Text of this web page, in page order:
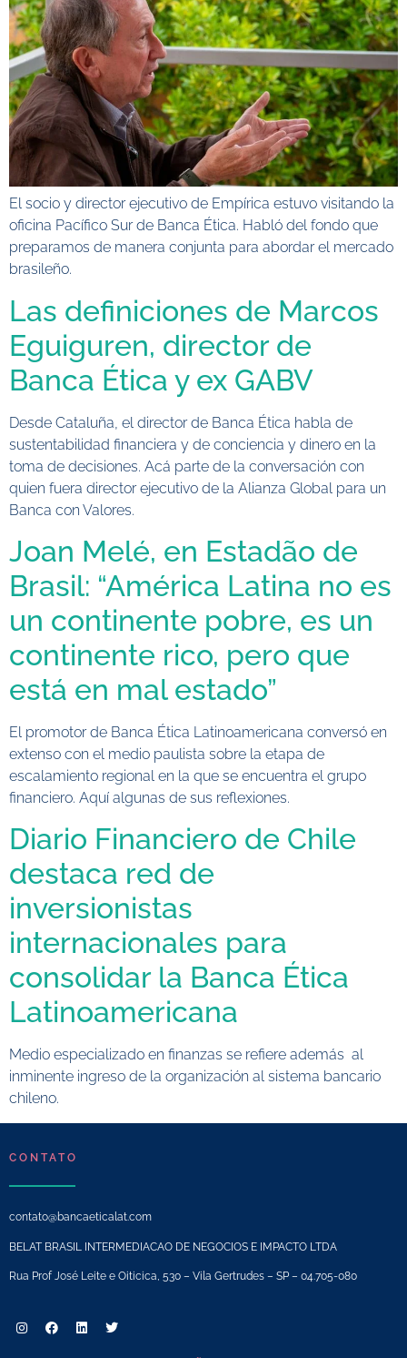
El socio y director ejecutivo de Empírica estuvo visitando la
oficina Pacífico Sur de Banca Ética. Habló del fondo que
preparamos de manera conjunta para abordar el mercado
brasileño.
Las definiciones de Marcos
Eguiguren, director de
Banca Ética y ex GABV
Desde Cataluña, el director de Banca Ética habla de
sustentabilidad financiera y de conciencia y dinero en la
toma de decisiones. Acá parte de la conversación con
quien fuera director ejecutivo de la Alianza Global para un
Banca con Valores.
Joan Melé, en Estadão de
Brasil: “América Latina no es
un continente pobre, es un
continente rico, pero que
está en mal estado”
El promotor de Banca Ética Latinoamericana conversó en
extenso con el medio paulista sobre la etapa de
escalamiento regional en la que se encuentra el grupo
financiero. Aquí algunas de sus reflexiones.
Diario Financiero de Chile
destaca red de
inversionistas
internacionales para
consolidar la Banca Ética
Latinoamericana
Medio especializado en finanzas se refiere además al
inminente ingreso de la organización al sistema bancario
chileno.
CONTATO
contato@bancaeticalat.com
BELAT BRASIL INTERMEDIACAO DE NEGOCIOS E IMPACTO LTDA
Rua Prof José Leite e Oiticica, 530 – Vila Gertrudes – SP – 04.705-080